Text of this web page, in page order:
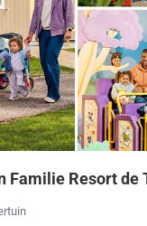
Familie Resort de